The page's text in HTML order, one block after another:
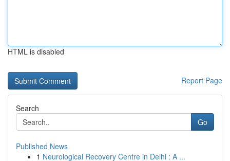
HTML is disabled
Report Page
Search
Go
Published News
1 Neurological Recovery Centre in Delhi : A ...